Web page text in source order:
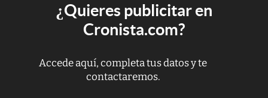
¿Quieres publicitar en
Cronista.com?
Accede aquí, completa tus datos y te
contactaremos.